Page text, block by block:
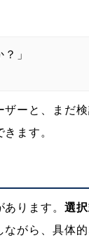
」
ーと、まだ
ます。
あります。選
がら、具体